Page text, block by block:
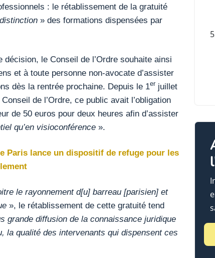
: le rétablissement de la gratuité
» des formations dispensées par
décision, le Conseil de l’Ordre souhaite ainsi
et à toute personne non-avocate d’assister
dès la rentrée prochaine. Depuis le 1erjuillet
de l’Ordre, ce public avait l’obligation
de 50 euros pour deux heures afin d’assister
qu’en visioconférence ».
Paris lance un dispositif de refuge pour les
le rayonnement d[u] barreau [parisien] et
», le rétablissement de cette gratuité tend
grande diffusion de la connaissance juridique
la qualité des intervenants qui dispensent ces